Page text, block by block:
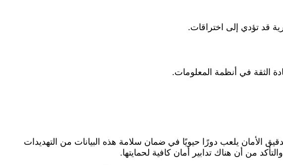
قد تؤدي إلى اختراقات.
الثقة في أنظمة المعلومات.
الأمان يلعب دورًا حيويًا في ضمان سلامة هذه البيانات من التهديدات
من أن هناك تدابير أمان كافية لحمايتها.